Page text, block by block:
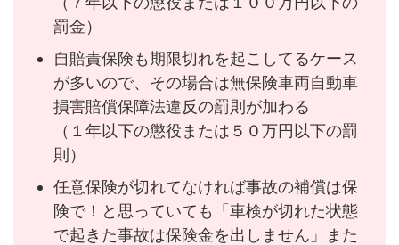
罰金）
自賠責保険も期限切れを起こしてるケース
が多いので、その場合は無保険車両自動車
損害賠償保障法違反の罰則が加わる
（１年以下の懲役または５０万円以下の罰
則）
任意保険が切れてなければ事故の補償は保
険で！と思っていても「車検が切れた状態
で起きた事故は保険金を出しません」また